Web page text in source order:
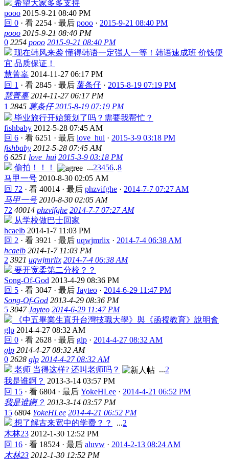
希望大家多多支持
pooo 2015-9-21 08:40 PM
回 0 · 看 2254 · 最后 pooo · 2015-9-21 08:40 PM
pooo 2015-9-21 08:40 PM
0 2254 pooo 2015-9-21 08:40 PM
现在韩风来袭 懂得韩语一定强人一等！韩语速成班 价钱便
宜 品质保证！
慧菁辜 2014-11-27 06:17 PM
回 1 · 看 2845 · 最后 薯条仔 · 2015-8-19 07:19 PM
慧菁辜 2014-11-27 06:17 PM
1 2845 薯条仔 2015-8-19 07:19 PM
毕业旅行开始策划了吗？需要我帮忙？
fishbaby 2012-5-28 07:45 AM
回 6 · 看 6251 · 最后 love_hui · 2015-3-9 03:18 PM
fishbaby 2012-5-28 07:45 AM
6 6251 love_hui 2015-3-9 03:18 PM
偷拍！！！
...23456..8
马甲一号 2010-8-30 02:05 AM
回 72 · 看 40014 · 最后 phzvifghe · 2014-7-7 07:27 AM
马甲一号 2010-8-30 02:05 AM
72 40014 phzvifghe 2014-7-7 07:27 AM
从学校做巴士回家
hcaelb 2014-1-7 11:03 PM
回 2 · 看 3921 · 最后 uqwjmrlix · 2014-7-4 06:38 AM
hcaelb 2014-1-7 11:03 PM
2 3921 uqwjmrlix 2014-7-4 06:38 AM
要开宽柔第二分校？？
Song-Of-God 2013-4-29 08:36 PM
回 5 · 看 3047 · 最后 Jayteo · 2014-6-29 11:47 PM
Song-Of-God 2013-4-29 08:36 PM
5 3047 Jayteo 2014-6-29 11:47 PM
《中五畢業生直升台灣技職大學》與《函授教育》說明會
glp 2014-4-27 08:32 AM
回 0 · 看 2628 · 最后 glp · 2014-4-27 08:32 AM
glp 2014-4-27 08:32 AM
0 2628 glp 2014-4-27 08:32 AM
老师 当得这样? 还叫老师吗？
...2
我是谁錒？ 2013-3-14 03:57 PM
回 15 · 看 6804 · 最后 YokeHLee · 2014-4-21 06:52 PM
我是谁錒？ 2013-3-14 03:57 PM
15 6804 YokeHLee 2014-4-21 06:52 PM
想了解古来宽中的学费？？
...2
木林23 2012-1-30 12:52 PM
回 16 · 看 18524 · 最后 aluvw · 2014-2-13 08:24 AM
木林23 2012-1-30 12:52 PM